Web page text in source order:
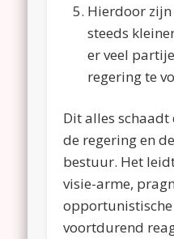
Hierdoor
steeds
er veel
regering te
Dit alles
de regering en
bestuur. Het
visie-arme,
voortdurend